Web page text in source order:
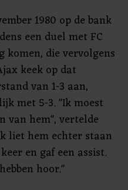
1980 op de bank
een duel met FC
komen, die vervolgens
keek op dat
van 1-3 aan,
met 5-3. "Ik moest
van hem", vertelde
liet hem echter staan
en gaf een assist.
hoor."